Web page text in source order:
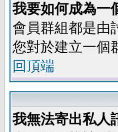
我要如何成為一
會員群組都是由
您對於建立一個
回頂端
我無法寄出私人